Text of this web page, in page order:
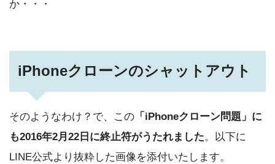
か・・・
iPhoneクローンのシャットアウト
そのようなわけ？で、この 「iPhoneクローン問題」に
も2016年2月22日に終止符がうたれました。以下に
LINE公式より抜粋した画像を添付いたします。